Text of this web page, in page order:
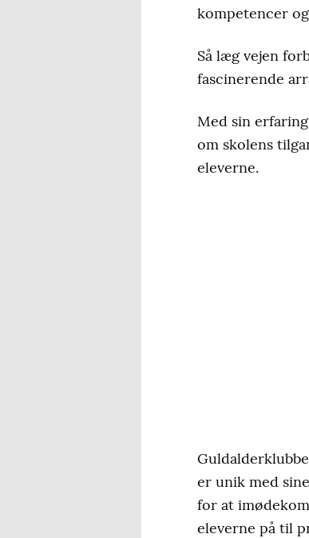
kompetencer
Så læg vejen
fascinerende
Med sin
om skolens
eleverne.
er unik med
for at
eleverne på til